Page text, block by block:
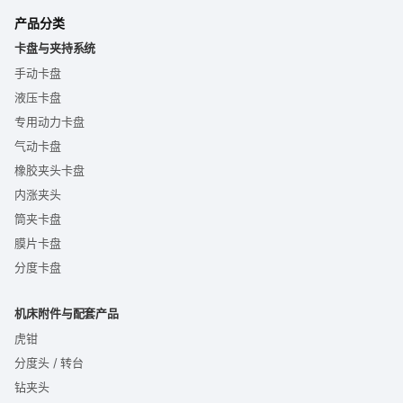
产品分类
卡盘与夹持系统
手动卡盘
液压卡盘
专用动力卡盘
气动卡盘
橡胶夹头卡盘
内涨夹头
筒夹卡盘
膜片卡盘
分度卡盘
机床附件与配套产品
虎钳
分度头 / 转台
钻夹头